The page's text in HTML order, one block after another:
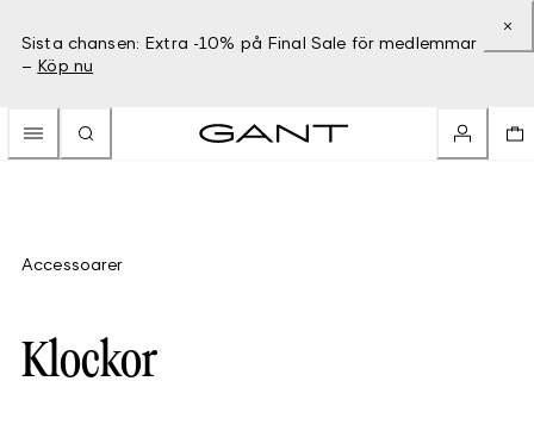
Sista chansen: Extra -10% på Final Sale för medlemmar
– Köp nu
Accessoarer
Klockor